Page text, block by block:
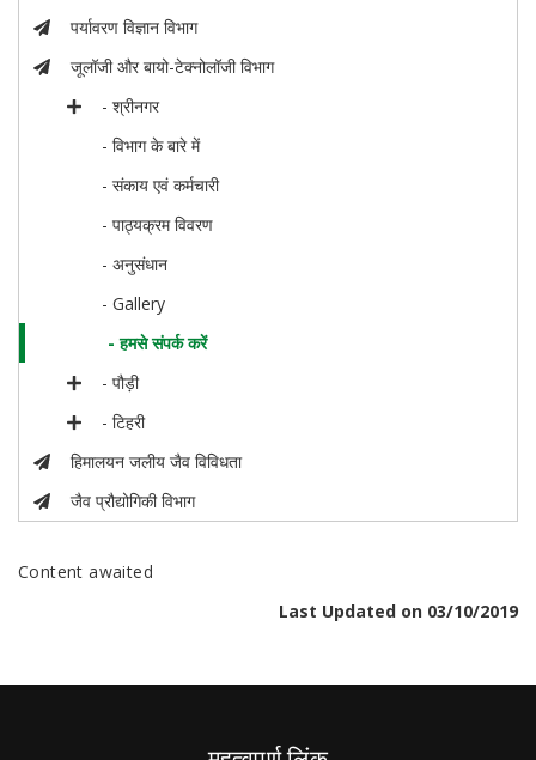
पर्यावरण विज्ञान विभाग
जूलॉजी और बायो-टेक्नोलॉजी विभाग
- श्रीनगर
- विभाग के बारे में
- संकाय एवं कर्मचारी
- पाठ्यक्रम विवरण
- अनुसंधान
- Gallery
- हमसे संपर्क करें
- पौड़ी
- टिहरी
हिमालयन जलीय जैव विविधता
जैव प्रौद्योगिकी विभाग
Content awaited
Last Updated on 03/10/2019